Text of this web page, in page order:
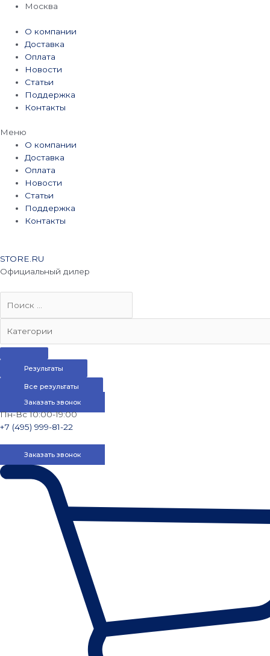
Перейти
содержимому
Москва
О компании
Доставка
Оплата
Новости
Статьи
Поддержка
Контакты
Меню
О компании
Доставка
Оплата
Новости
Статьи
Поддержка
Контакты
STORE.RU
Официальный дилер
Результаты
Все результаты
Заказать звонок
Пн-Вс 10:00-19:00
+7 (495) 999-81-22
Заказать звонок